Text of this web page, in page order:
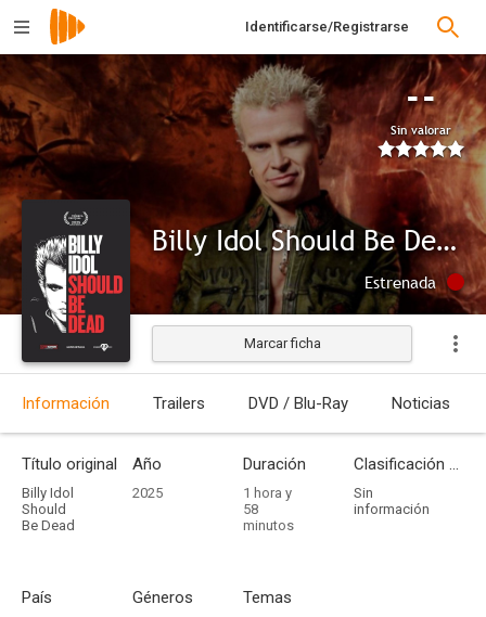
Identificarse/Registrarse
--
Sin valorar
Billy Idol Should Be Dead
Estrenada
Marcar ficha
Información Trailers DVD / Blu-Ray Noticias
Título original
Billy Idol
Should
Be Dead
Año
2025
Duración
1 hora y
58
minutos
Clasificación por edades
Sin
información
País Géneros Temas